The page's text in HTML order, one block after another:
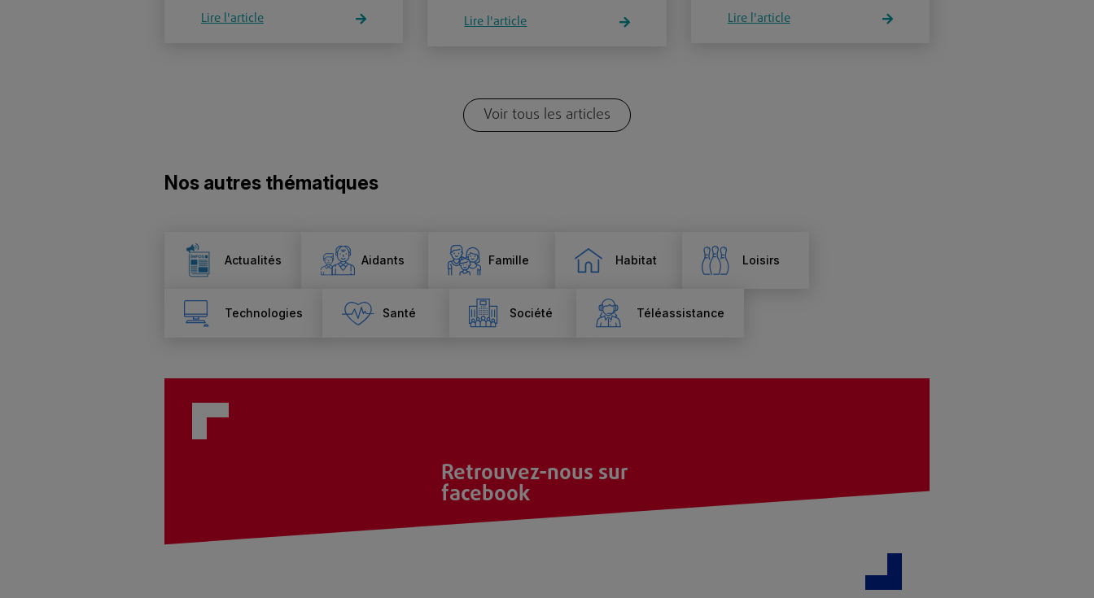
Lire l'article Lire l'article Lire l'article
Voir tous les articles
Nos autres thématiques
Actualités Aidants Famille Habitat Loisirs
Technologies Santé Société Téléassistance
Retrouvez-nous sur
facebook